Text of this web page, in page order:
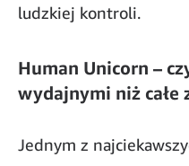
ludzkiej kontroli.
Human Unicorn –
wydajnymi niż całe
Jednym z